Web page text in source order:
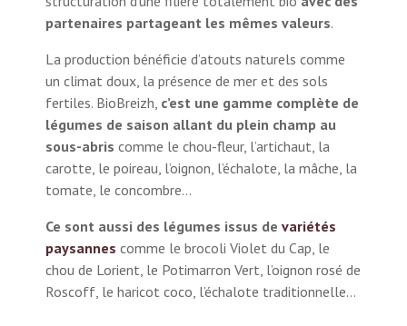
partenaires partageant les mêmes valeurs.
La production bénéficie d’atouts naturels comme
un climat doux, la présence de mer et des sols
fertiles. BioBreizh, c’est une gamme complète de
légumes de saison allant du plein champ au
sous-abris comme le chou-fleur, l’artichaut, la
carotte, le poireau, l’oignon, l’échalote, la mâche, la
tomate, le concombre…
Ce sont aussi des légumes issus de variétés
paysannes comme le brocoli Violet du Cap, le
chou de Lorient, le Potimarron Vert, l’oignon rosé de
Roscoff, le haricot coco, l’échalote traditionnelle…